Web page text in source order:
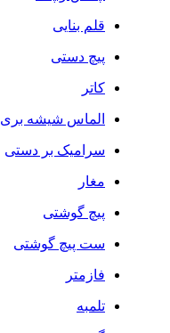
قلم بنایی
پیچ دستی
کاتر
الماس شیشه بری
سرامیک بر دستی
مغار
پیچ گوشتی
ست پیچ گوشتی
فازمتر
تلمبه